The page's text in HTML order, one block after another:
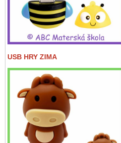
USB HRY ZIMA